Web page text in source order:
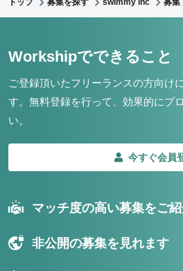
トップ 募集を探す swimmy inc 募集
Workshipでできること
ご登録頂いたフリーランスの方向け
す。 無料登録を行って、効果的にプ
い。
今すぐ会員
マッチ度の高い募集をご
非公開の募集を見れます